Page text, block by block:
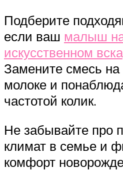
Подберите
если ваш малыш
искусственном
Замените смесь на
молоке и
частотой колик.
Не забывайте про
климат в семье и
комфорт